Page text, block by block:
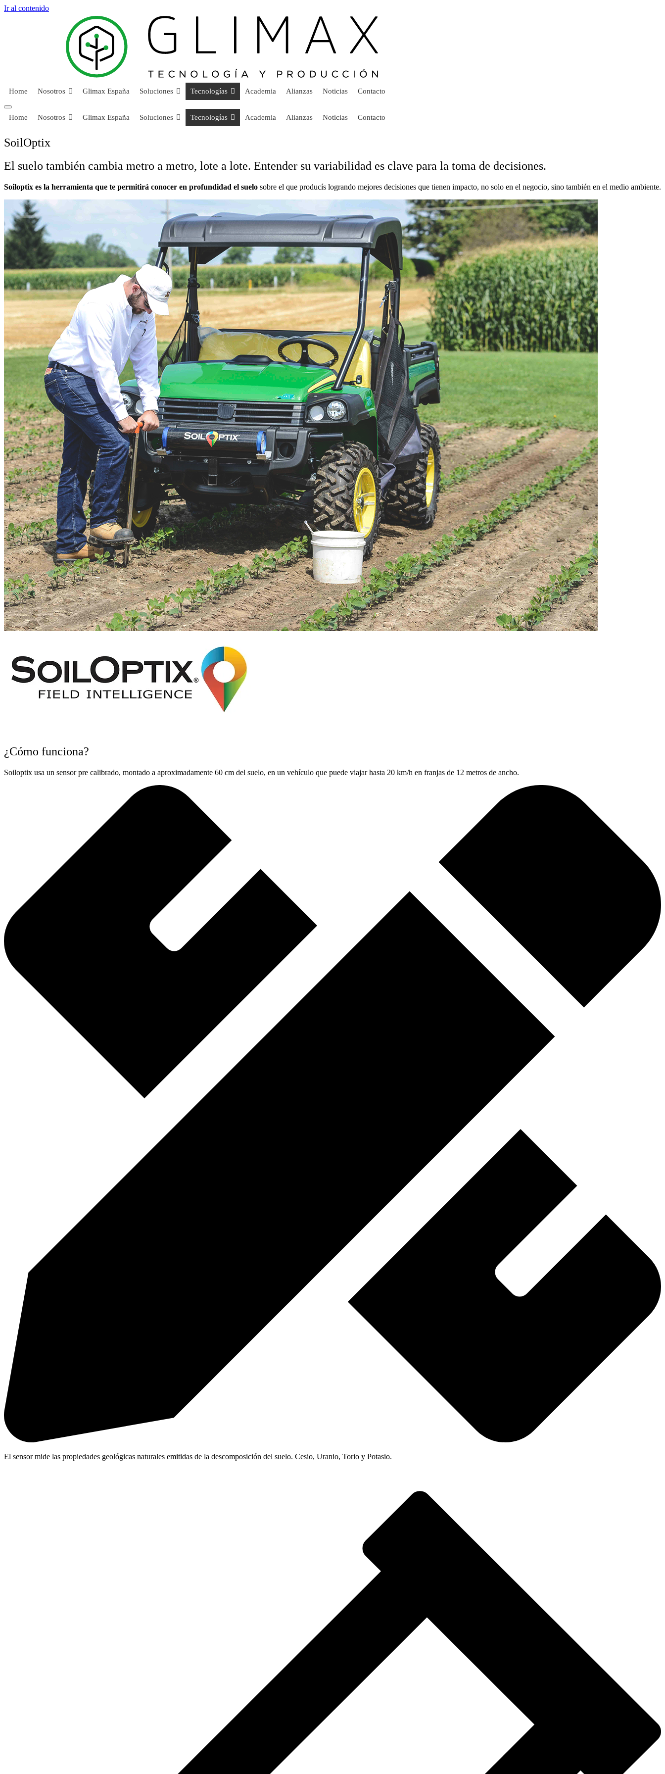
Ir al contenido
Home Nosotros Glimax España Soluciones Tecnologías Academia Alianzas Noticias Contacto
Home Nosotros Glimax España Soluciones Tecnologías Academia Alianzas Noticias Contacto
SoilOptix
El suelo también cambia metro a metro, lote a lote. Entender su variabilidad es clave para la toma de decisiones.
Soiloptix es la herramienta que te permitirá conocer en profundidad el suelo sobre el que producís logrando mejores decisiones que tienen impacto, no solo en el negocio, sino también en el medio ambiente.
¿Cómo funciona?
Soiloptix usa un sensor pre calibrado, montado a aproximadamente 60 cm del suelo, en un vehículo que puede viajar hasta 20 km/h en franjas de 12 metros de ancho.
El sensor mide las propiedades geológicas naturales emitidas de la descomposición del suelo. Cesio, Uranio, Torio y Potasio.